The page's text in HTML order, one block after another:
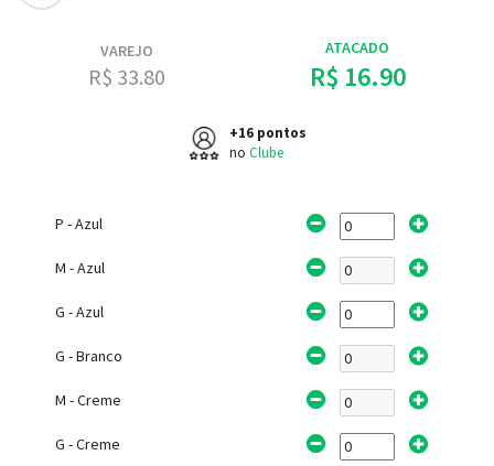
VAREJO
R$ 33.80
ATACADO
R$ 16.90
+16 pontos
no Clube
P - Azul
M - Azul
G - Azul
G - Branco
M - Creme
G - Creme